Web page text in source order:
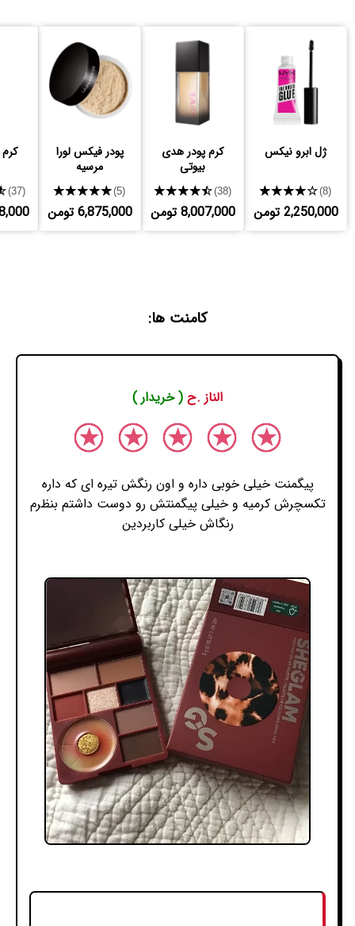
ژل ابرو نیکس
★★★★★(8)
2,250,000 تومن
کرم پودر هدی
بیوتی
★★★★★(38)
8,007,000 تومن
پودر فیکس لورا
مرسیه
★★★★★(5)
6,875,000 تومن
(37)
کامنت ها:
الناز .ح ( خریدار )
پیگمنت خیلی خوبی داره و اون رنگش تیره ای که داره
تکسچرش کرمیه و خیلی پیگمنتش رو دوست داشتم بنظرم
رنگاش خیلی کاربردین